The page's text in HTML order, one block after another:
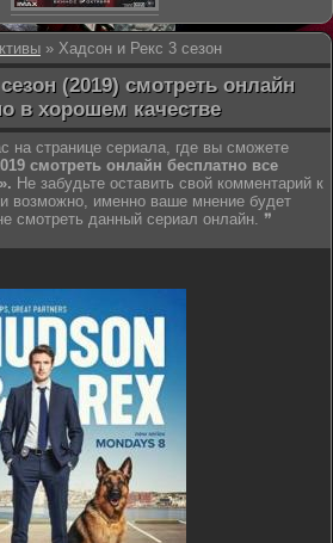
» Хадсон и Рекс 3 сезон
(2019) смотреть онлайн
в хорошем качестве
на странице сериала, где вы сможете
смотреть онлайн бесплатно все
Не забудьте оставить свой комментарий к
возможно, именно ваше мнение будет
смотреть данный сериал онлайн. ❞